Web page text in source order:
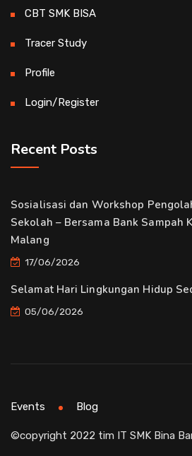
CBT SMK BISA
Tracer Study
Profile
Login/Register
Recent Posts
Sosialisasi dan Workshop
Sekolah – Bersama Bank Sampah
Malang
17/06/2026
Selamat Hari Lingkungan Hidup
05/06/2026
©copyright 2022 tim IT SMK Bina
Events Blog